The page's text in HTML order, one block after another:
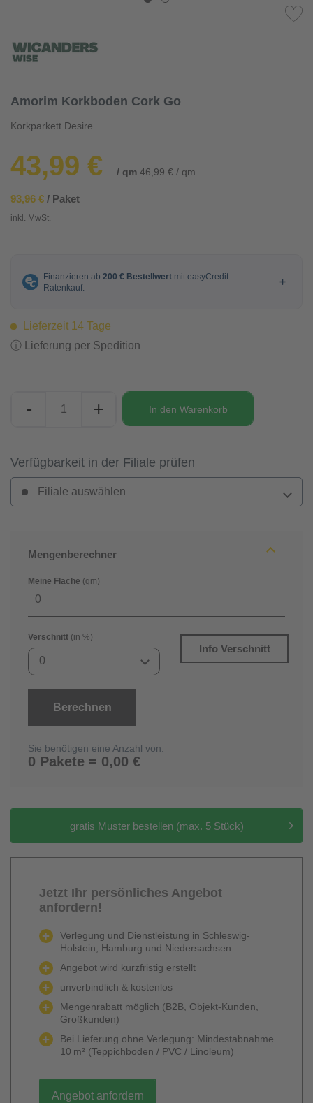
Amorim Korkboden Cork Go
Korkparkett Desire
43,99 € / qm 46,99 € / qm
93,96 € / Paket
inkl. MwSt.
Lieferzeit 14 Tage
ⓘ Lieferung per Spedition
- + In den Warenkorb
Verfügbarkeit in der Filiale prüfen
Filiale auswählen
Mengenberechner
Meine Fläche (qm)
Verschnitt (in %)
0
Info Verschnitt
Berechnen
Sie benötigen eine Anzahl von:
0 Pakete = 0,00 €
gratis Muster bestellen (max. 5 Stück)
Jetzt Ihr persönliches Angebot
anfordern!
Verlegung und Dienstleistung in Schleswig-
Holstein, Hamburg und Niedersachsen
Angebot wird kurzfristig erstellt
unverbindlich & kostenlos
Mengenrabatt möglich (B2B, Objekt-Kunden,
Großkunden)
Bei Lieferung ohne Verlegung: Mindestabnahme
10 m² (Teppichboden / PVC / Linoleum)
Angebot anfordern